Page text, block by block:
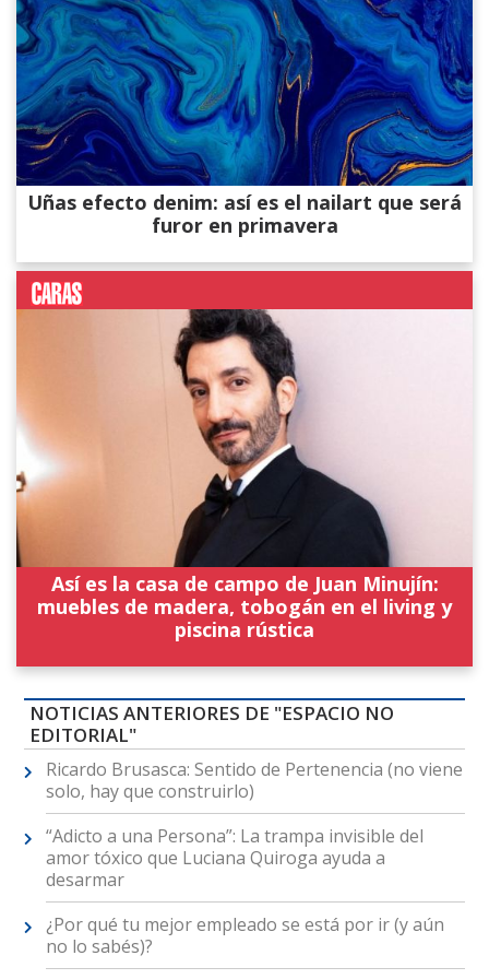
Uñas efecto denim: así es el nailart que será
furor en primavera
Así es la casa de campo de Juan Minujín:
muebles de madera, tobogán en el living y
piscina rústica
NOTICIAS ANTERIORES DE "ESPACIO NO
EDITORIAL"
Ricardo Brusasca: Sentido de Pertenencia (no viene
solo, hay que construirlo)
“Adicto a una Persona”: La trampa invisible del
amor tóxico que Luciana Quiroga ayuda a
desarmar
¿Por qué tu mejor empleado se está por ir (y aún
no lo sabés)?